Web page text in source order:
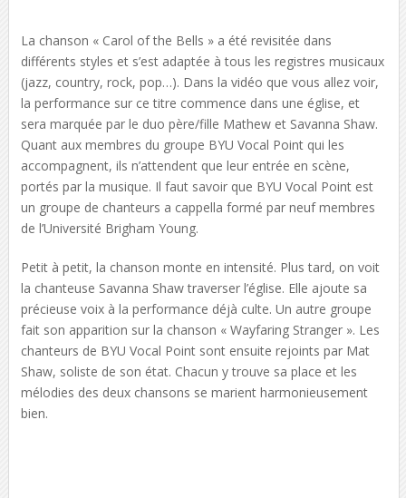
La chanson « Carol of the Bells » a été revisitée dans
différents styles et s’est adaptée à tous les registres musicaux
(jazz, country, rock, pop…). Dans la vidéo que vous allez voir,
la performance sur ce titre commence dans une église, et
sera marquée par le duo père/fille Mathew et Savanna Shaw.
Quant aux membres du groupe BYU Vocal Point qui les
accompagnent, ils n’attendent que leur entrée en scène,
portés par la musique. Il faut savoir que BYU Vocal Point est
un groupe de chanteurs a cappella formé par neuf membres
de l’Université Brigham Young.
Petit à petit, la chanson monte en intensité. Plus tard, on voit
la chanteuse Savanna Shaw traverser l’église. Elle ajoute sa
précieuse voix à la performance déjà culte. Un autre groupe
fait son apparition sur la chanson « Wayfaring Stranger ». Les
chanteurs de BYU Vocal Point sont ensuite rejoints par Mat
Shaw, soliste de son état. Chacun y trouve sa place et les
mélodies des deux chansons se marient harmonieusement
bien.